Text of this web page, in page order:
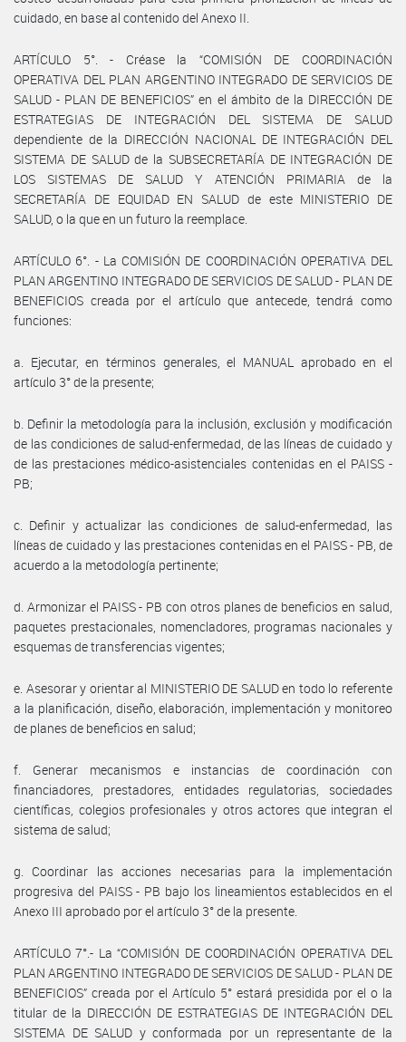
cuidado, en base al contenido del Anexo II.
ARTÍCULO 5°. - Créase la “COMISIÓN DE COORDINACIÓN
OPERATIVA DEL PLAN ARGENTINO INTEGRADO DE SERVICIOS DE
SALUD - PLAN DE BENEFICIOS” en el ámbito de la DIRECCIÓN DE
ESTRATEGIAS DE INTEGRACIÓN DEL SISTEMA DE SALUD
dependiente de la DIRECCIÓN NACIONAL DE INTEGRACIÓN DEL
SISTEMA DE SALUD de la SUBSECRETARÍA DE INTEGRACIÓN DE
LOS SISTEMAS DE SALUD Y ATENCIÓN PRIMARIA de la
SECRETARÍA DE EQUIDAD EN SALUD de este MINISTERIO DE
SALUD, o la que en un futuro la reemplace.
ARTÍCULO 6°. - La COMISIÓN DE COORDINACIÓN OPERATIVA DEL
PLAN ARGENTINO INTEGRADO DE SERVICIOS DE SALUD - PLAN DE
BENEFICIOS creada por el artículo que antecede, tendrá como
funciones:
a. Ejecutar, en términos generales, el MANUAL aprobado en el
artículo 3° de la presente;
b. Definir la metodología para la inclusión, exclusión y modificación
de las condiciones de salud-enfermedad, de las líneas de cuidado y
de las prestaciones médico-asistenciales contenidas en el PAISS -
PB;
c. Definir y actualizar las condiciones de salud-enfermedad, las
líneas de cuidado y las prestaciones contenidas en el PAISS - PB, de
acuerdo a la metodología pertinente;
d. Armonizar el PAISS - PB con otros planes de beneficios en salud,
paquetes prestacionales, nomencladores, programas nacionales y
esquemas de transferencias vigentes;
e. Asesorar y orientar al MINISTERIO DE SALUD en todo lo referente
a la planificación, diseño, elaboración, implementación y monitoreo
de planes de beneficios en salud;
f. Generar mecanismos e instancias de coordinación con
financiadores, prestadores, entidades regulatorias, sociedades
científicas, colegios profesionales y otros actores que integran el
sistema de salud;
g. Coordinar las acciones necesarias para la implementación
progresiva del PAISS - PB bajo los lineamientos establecidos en el
Anexo III aprobado por el artículo 3° de la presente.
ARTÍCULO 7°.- La “COMISIÓN DE COORDINACIÓN OPERATIVA DEL
PLAN ARGENTINO INTEGRADO DE SERVICIOS DE SALUD - PLAN DE
BENEFICIOS” creada por el Artículo 5° estará presidida por el o la
titular de la DIRECCIÓN DE ESTRATEGIAS DE INTEGRACIÓN DEL
SISTEMA DE SALUD y conformada por un representante de la